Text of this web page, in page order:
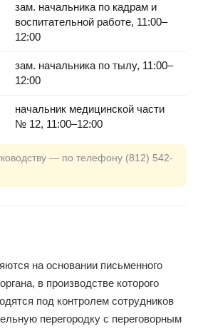
зам. начальника по кадрам и
воспитательной работе, 11:00–
12:00
зам. начальника по тылу, 11:00–
12:00
начальник медицинской части
№ 12, 11:00–12:00
— по телефону (812) 542-
на основании письменного
в производстве которого
под контролем сотрудников
перегородку с переговорным